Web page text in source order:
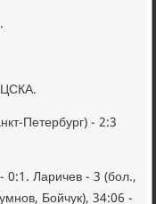
Петербург) - 2:3
0:1. Ларичев - 3 (бол.,
Бойчук), 34:06 -